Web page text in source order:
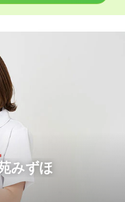
みずほ